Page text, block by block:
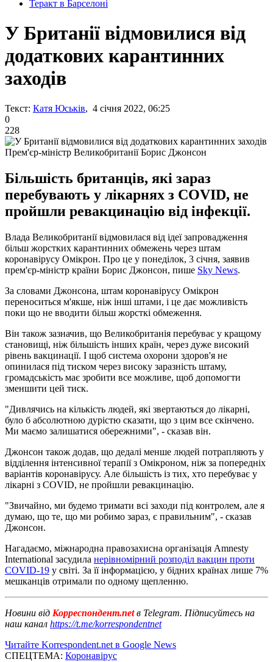
Теракт в Барселоні
У Британії відмовилися від
додаткових карантинних
заходів
Текст: Катя Юськів, 4 січня 2022, 06:25
0
228
Прем'єр-міністр Великобританії Борис Джонсон
Більшість британців, які зараз
перебувають у лікарнях з COVID, не
пройшли ревакцинацію від інфекції.
Влада Великобританії відмовилася від ідеї запровадження
більш жорстких карантинних обмежень через штам
коронавірусу Омікрон. Про це у понеділок, 3 січня, заявив
прем'єр-міністр країни Борис Джонсон, пише Sky News.
За словами Джонсона, штам коронавірусу Омікрон
переноситься м'якше, ніж інші штами, і це дає можливість
поки що не вводити більш жорсткі обмеження.
Він також зазначив, що Великобританія перебуває у кращому
становищі, ніж більшість інших країн, через дуже високий
рівень вакцинації. І щоб система охорони здоров'я не
опинилася під тиском через високу заразність штаму,
громадськість має зробити все можливе, щоб допомогти
зменшити цей тиск.
"Дивлячись на кількість людей, які звертаються до лікарні,
було б абсолютною дурістю сказати, що з цим все скінчено.
Ми маємо залишатися обережними", - сказав він.
Джонсон також додав, що дедалі менше людей потрапляють у
відділення інтенсивної терапії з Омікроном, ніж за попередніх
варіантів коронавірусу. Але більшість із тих, хто перебуває у
лікарні з COVID, не пройшли ревакцинацію.
"Звичайно, ми будемо тримати всі заходи під контролем, але я
думаю, що те, що ми робимо зараз, є правильним", - сказав
Джонсон.
Нагадаємо, міжнародна правозахисна організація Amnesty
International засудила нерівномірний розподіл вакцин проти
COVID-19 у світі. За її інформацією, у бідних країнах лише 7%
мешканців отримали по одному щепленню.
Новини від Корреспондент.netв Telegram. Підписуйтесь на
наш канал https://t.me/korrespondentnet
Читайте Korrespondent.net в Google News
СПЕЦТЕМА: Коронавірус